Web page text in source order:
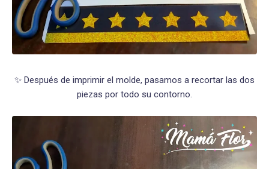
✨ Después de imprimir el molde, pasamos a recortar las dos
piezas por todo su contorno.